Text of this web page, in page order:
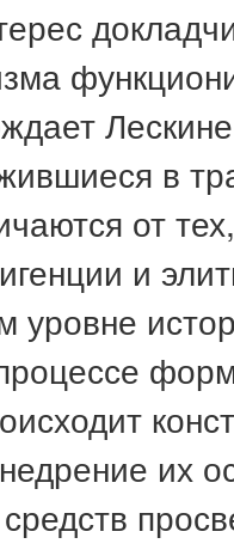
в
от
и
уровне
их